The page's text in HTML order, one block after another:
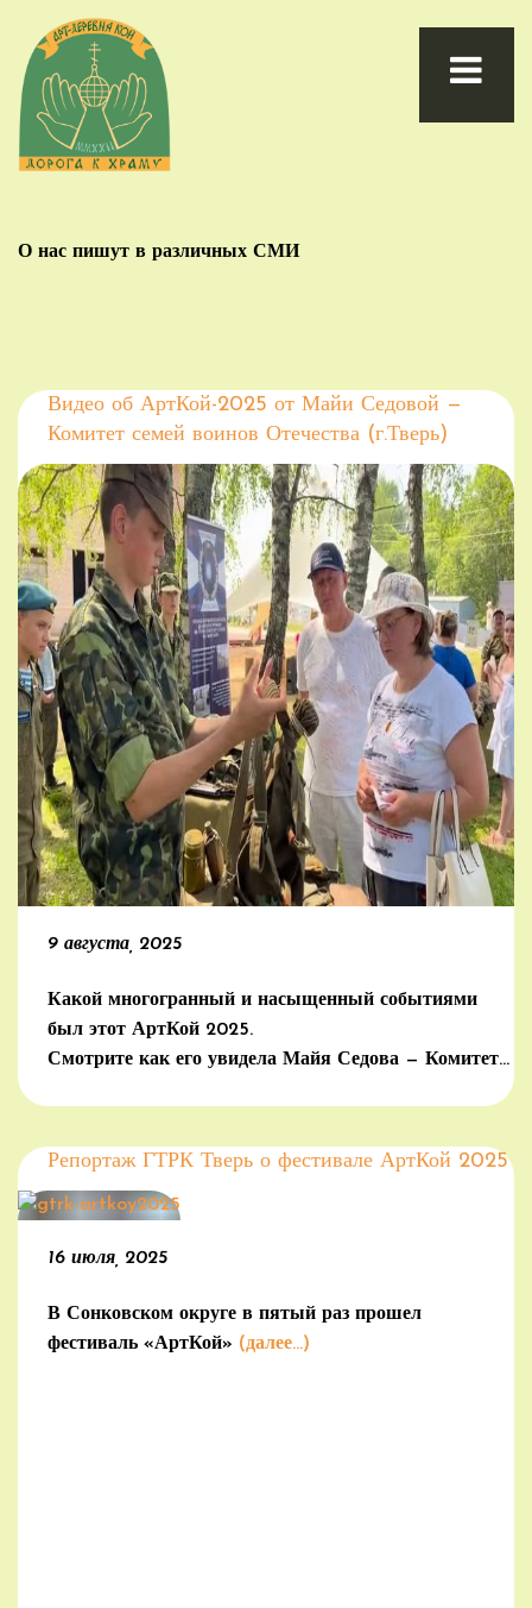
О нас пишут в различных СМИ
Видео об АртКой-2025 от Майи Седовой —
Комитет семей воинов Отечества (г.Тверь)
9 августа, 2025
Какой многогранный и насыщенный событиями
был этот АртКой 2025.
Смотрите как его увидела Майя Седова — Комитет
Репортаж ГТРК Тверь о фестивале АртКой 2025
16 июля, 2025
В Сонковском округе в пятый раз прошел
фестиваль «АртКой» (далее…)